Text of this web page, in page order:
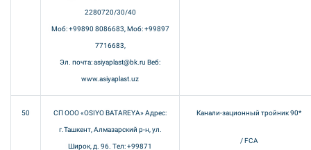
2280720/30/40
Моб: +99890 8086683, Моб: +99897
7716683,
Эл. почта: asiyaplast@bk.ru Веб:
www.asiyaplast.uz
50 СП ООО «OSIYO BATAREYA» Адрес:
г.Ташкент, Алмазарский р-н, ул.
Широк, д. 96. Тел: +99871
Канали-зационный тройник 90*
/ FCA